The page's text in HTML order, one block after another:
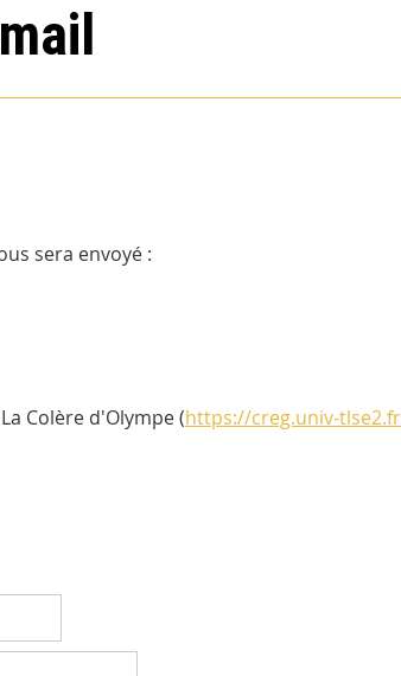
sera envoyé :
Colère d'Olympe (https://creg.univ-